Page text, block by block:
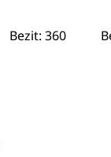
Bezit: 360